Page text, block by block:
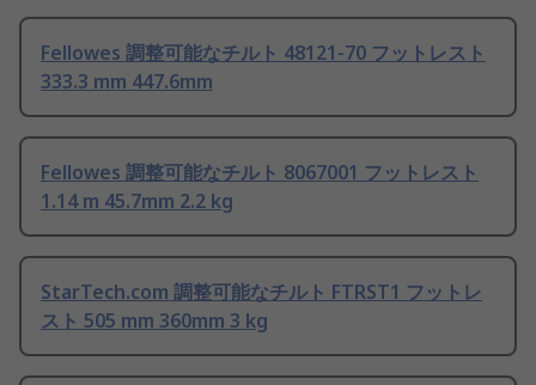
Fellowes 調整可能なチルト 48121-70 フットレスト
333.3 mm 447.6mm
Fellowes 調整可能なチルト 8067001 フットレスト
1.14 m 45.7mm 2.2 kg
StarTech.com 調整可能なチルト FTRST1 フットレ
スト 505 mm 360mm 3 kg